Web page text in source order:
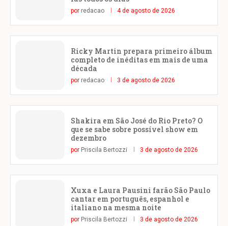
por redacao 4 de agosto de 2026
Ricky Martin prepara primeiro álbum
completo de inéditas em mais de uma
década
por redacao 3 de agosto de 2026
Shakira em São José do Rio Preto? O
que se sabe sobre possível show em
dezembro
por Priscila Bertozzi 3 de agosto de 2026
Xuxa e Laura Pausini farão São Paulo
cantar em português, espanhol e
italiano na mesma noite
por Priscila Bertozzi 3 de agosto de 2026